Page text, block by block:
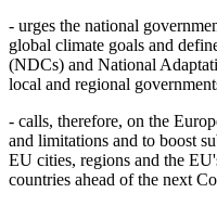
- urges the national
global climate goals and
(NDCs) and National
local and regional
- calls, therefore, on the
and limitations and to boost
EU cities, regions and the
countries ahead of the next